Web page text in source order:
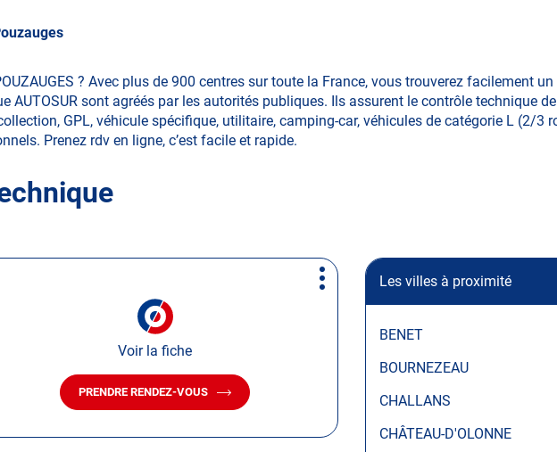
? Avec plus de 900 centres sur toute la France, vous trouverez facilement un
AUTOSUR sont agréés par les autorités publiques. Ils assurent le contrôle technique
GPL, véhicule spécifique, utilitaire, camping-car, véhicules de catégorie L (2/3
Prenez rdv en ligne, c’est facile et rapide.
Les villes à proximité
BENET
BOURNEZEAU
CHALLANS
CHÂTEAU-D'OLONNE
Voir la fiche
PRENDRE RENDEZ-VOUS
AVEC
LE
Plus
d'options